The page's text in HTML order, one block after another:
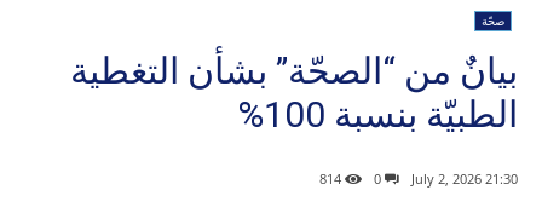
صحّة
بيانٌ من “الصحّة” بشأن التغطية
الطبيّة بنسبة 100% ​
21:30 2026 ,July 2
0
814